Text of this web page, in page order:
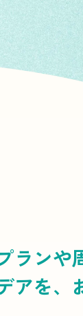
ランや
アを、